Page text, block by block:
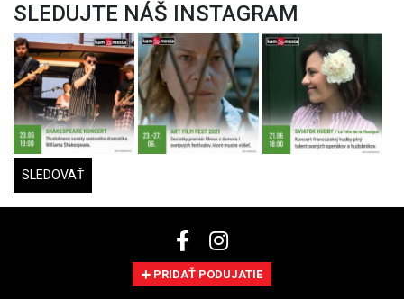
SLEDUJTE NÁŠ INSTAGRAM
SLEDOVAŤ
PRIDAŤ PODUJATIE